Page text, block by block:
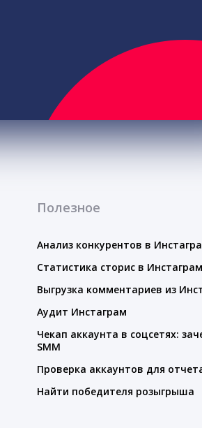
Полезное
Анализ конкурентов в
Статистика сторис в Инстаграм
Выгрузка комментариев из
Аудит Инстаграм
Чекап аккаунта в соцсетях:
SMM
Проверка аккаунтов для
Найти победителя розыгрыша